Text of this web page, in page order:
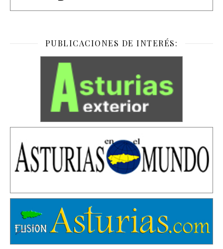
PUBLICACIONES DE INTERÉS: